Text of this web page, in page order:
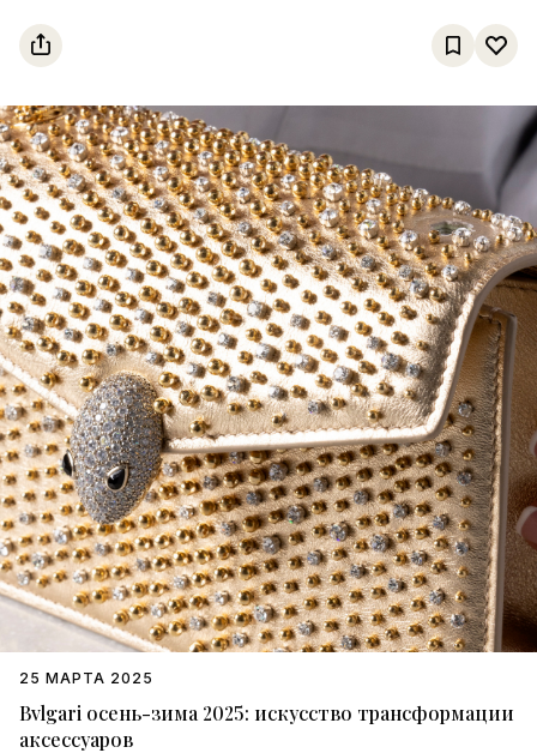
Bvlgari осень-зима 2025: искусство трансформации
аксессуаров
25 МАРТА 2025